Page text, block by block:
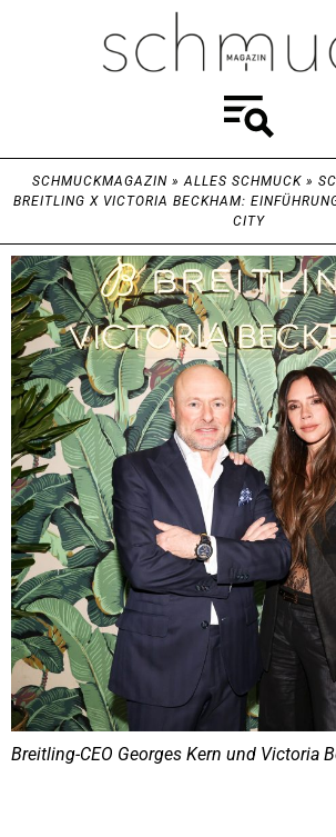
SCHMUCKMAGAZIN »ALLES SCHMUCK »
BREITLING X VICTORIA BECKHAM:
CITY
Breitling-CEO Georges Kern und Victoria